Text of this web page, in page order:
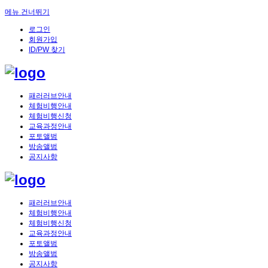
메뉴 건너뛰기
로그인
회원가입
ID/PW 찾기
패러러브안내
체험비행안내
체험비행신청
교육과정안내
포토앨범
방송앨범
공지사항
패러러브안내
체험비행안내
체험비행신청
교육과정안내
포토앨범
방송앨범
공지사항